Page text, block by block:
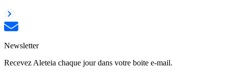
Newsletter
Recevez Aleteia chaque jour dans votre boite e-mail.